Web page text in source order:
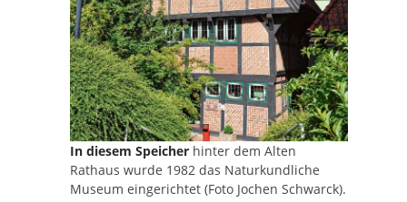
In diesem Speicher hinter dem Alten
Rathaus wurde 1982 das Naturkundliche
Museum eingerichtet (Foto Jochen Schwarck).